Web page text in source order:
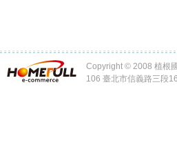
Copyright © 2008 植根
106 臺北市信義路三段